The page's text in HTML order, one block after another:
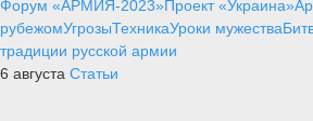
Форум «АРМИЯ-2023»Проект «Украина»
рубежомУгрозыТехникаУроки мужества
традиции русской армии
6 августа Статьи